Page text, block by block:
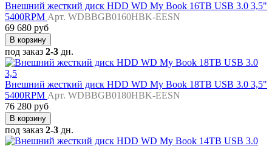
Внешний жесткий диск HDD WD My Book 16TB USB 3.0 3,5"
5400RPM Арт. WDBBGB0160HBK-EESN
69 680 руб
В корзину
под заказ 2-3 дн.
Внешний жесткий диск HDD WD My Book 18TB USB 3.0 3,5"
5400RPM Арт. WDBBGB0180HBK-EESN
76 280 руб
В корзину
под заказ 2-3 дн.